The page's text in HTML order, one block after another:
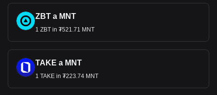
ZBT a MNT
1 ZBT in ₮521.71 MNT
TAKE a MNT
1 TAKE in ₮223.74 MNT